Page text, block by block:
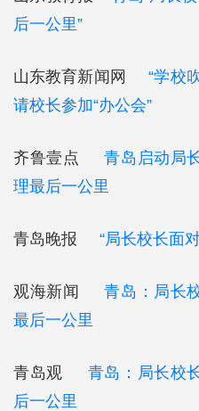
后一公里”
山东教育新闻网“学校
请校长参加“办公会”
齐鲁壹点青岛启动局
理最后一公里
青岛晚报 “局长校长面
观海新闻青岛：局长
最后一公里
青岛观 青岛：局长校
后一公里